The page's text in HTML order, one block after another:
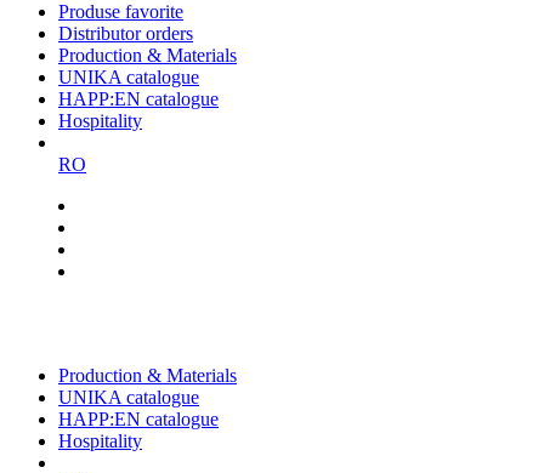
Produse favorite
Distributor orders
Production & Materials
UNIKA catalogue
HAPP:EN catalogue
Hospitality
RO
Production & Materials
UNIKA catalogue
HAPP:EN catalogue
Hospitality